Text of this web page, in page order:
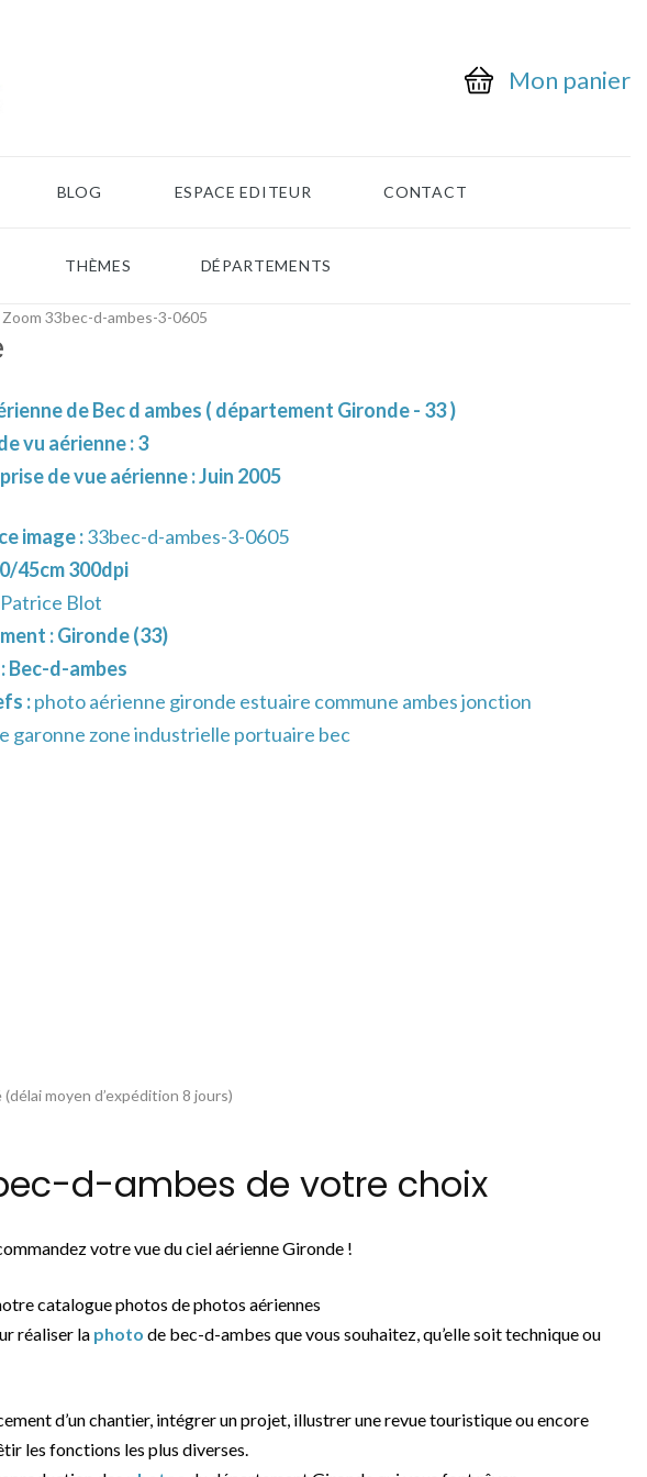
Mon panier
BLOG ESPACE EDITEUR CONTACT
THÈMES DÉPARTEMENTS
Zoom 33bec-d-ambes-3-0605
de Bec d ambes ( département Gironde - 33 )
vu aérienne : 3
de vue aérienne : Juin 2005
image :33bec-d-ambes-3-0605
45cm 300dpi
Patrice Blot
:Gironde (33)
Bec-d-ambes
:photo aérienne gironde estuaire commune ambes jonction
garonne zone industrielle portuaire bec
moyen d’expédition 8 jours)
d-ambes de votre choix
votre vue du ciel aérienne Gironde !
catalogue photos de photos aériennes
réaliser la photo de bec-d-ambes que vous souhaitez, qu’elle soit technique ou
d’un chantier, intégrer un projet, illustrer une revue touristique ou encore
les fonctions les plus diverses.